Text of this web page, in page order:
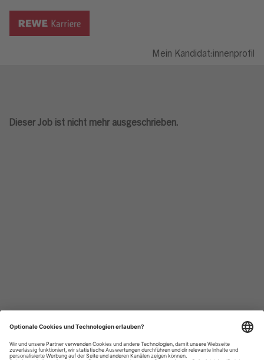
Mein Kandidat:innenprofil
Dieser Job ist nicht mehr ausgeschrieben.
Datenschutzhinweise